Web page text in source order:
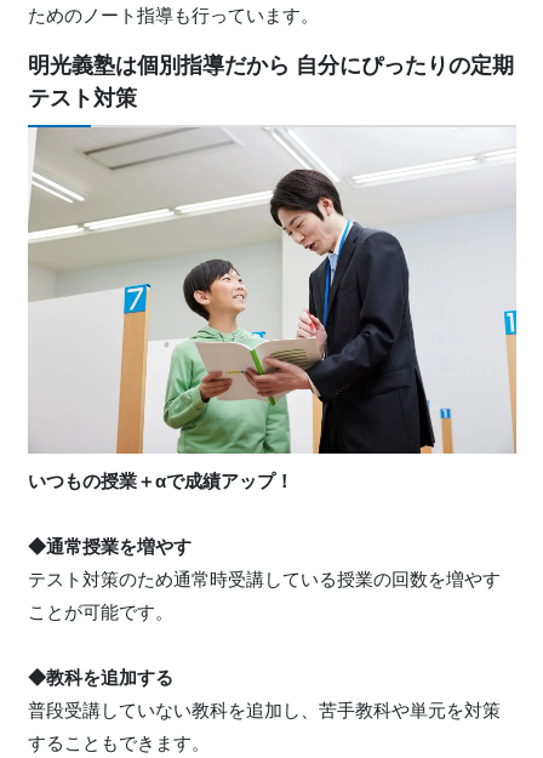
ためのノート指導も行っています。
明光義塾は個別指導だから 自分にぴったりの定期
テスト対策
いつもの授業＋αで成績アップ！
◆通常授業を増やす
テスト対策のため通常時受講している授業の回数を増やす
ことが可能です。
◆教科を追加する
普段受講していない教科を追加し、苦手教科や単元を対策
することもできます。